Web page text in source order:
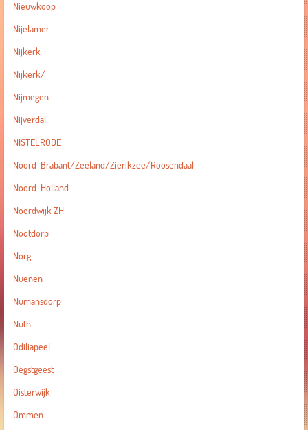
Nieuwkoop
Nijelamer
Nijkerk
Nijkerk/
Nijmegen
Nijverdal
NISTELRODE
Noord-Brabant/Zeeland/Zierikzee/Roosendaal
Noord-Holland
Noordwijk ZH
Nootdorp
Norg
Nuenen
Numansdorp
Nuth
Odiliapeel
Oegstgeest
Oisterwijk
Ommen